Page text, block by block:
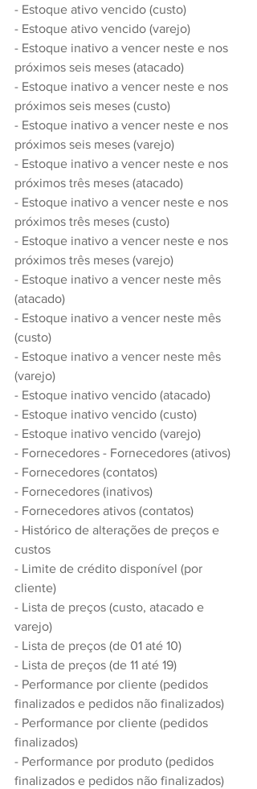
- Estoque ativo vencido (custo)
- Estoque ativo vencido (varejo)
- Estoque inativo a vencer neste e nos
próximos seis meses (atacado)
- Estoque inativo a vencer neste e nos
próximos seis meses (custo)
- Estoque inativo a vencer neste e nos
próximos seis meses (varejo)
- Estoque inativo a vencer neste e nos
próximos três meses (atacado)
- Estoque inativo a vencer neste e nos
próximos três meses (custo)
- Estoque inativo a vencer neste e nos
próximos três meses (varejo)
- Estoque inativo a vencer neste mês
(atacado)
- Estoque inativo a vencer neste mês
(custo)
- Estoque inativo a vencer neste mês
(varejo)
- Estoque inativo vencido (atacado)
- Estoque inativo vencido (custo)
- Estoque inativo vencido (varejo)
- Fornecedores - Fornecedores (ativos)
- Fornecedores (contatos)
- Fornecedores (inativos)
- Fornecedores ativos (contatos)
- Histórico de alterações de preços e
custos
- Limite de crédito disponível (por
cliente)
- Lista de preços (custo, atacado e
varejo)
- Lista de preços (de 01 até 10)
- Lista de preços (de 11 até 19)
- Performance por cliente (pedidos
finalizados e pedidos não finalizados)
- Performance por cliente (pedidos
finalizados)
- Performance por produto (pedidos
finalizados e pedidos não finalizados)